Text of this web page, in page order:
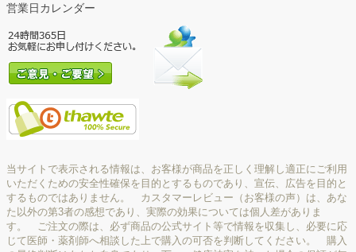
営業日カレンダー
当サイトで表示される情報は、お客様が商品を正しく理解し適正にご利用
いただくための安全性確保を目的とするものであり、宣伝、広告を目的と
するものではありません。 カスタマーレビュー（お客様の声）は、あな
た以外の第3者の感想であり、実際の効果については個人差がありま
す。 ご注文の際は、必ず商品の公式サイト等で情報を収集し、必要に応
じて医師・薬剤師へ相談した上で購入の可否を判断してください。 購入